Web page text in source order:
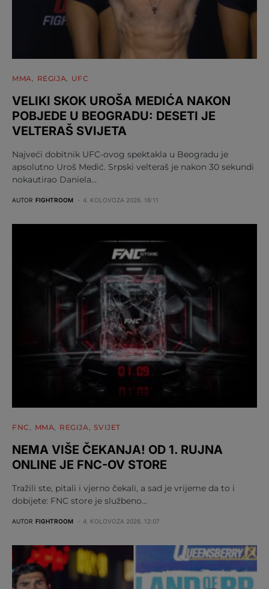
MMA REGIJA UFC
VELIKI SKOK UROŠA MEDIĆA NAKON
POBJEDE U BEOGRADU: DESETI JE
VELTERAŠ SVIJETA
Najveći dobitnik UFC-ovog spektakla u Beogradu je
apsolutno Uroš Medić. Srpski velteraš je nakon 30 sekundi
nokautirao Daniela…
AUTOR FIGHTROOM 4. KOLOVOZA 2026. 16:11
FNC MMA REGIJA SVIJET
NEMA VIŠE ČEKANJA! OD 1. RUJNA
ONLINE JE FNC-OV STORE
Tražili ste, pitali i vjerno čekali, a sad je vrijeme da to i
dobijete: FNC store je službeno…
AUTOR FIGHTROOM 4. KOLOVOZA 2026. 12:07